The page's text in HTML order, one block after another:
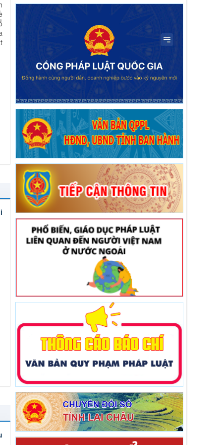
Lai Châu năm 2026
Thời gian đăng: 29/01/2026
lượt xem: 612 | lượt tải:177
Quyết định thành lập Hội đồng phối hợp phổ
biến, giáo dục pháp luật tỉnh Lai Châu
Thời gian đăng: 15/10/2025
lượt xem: 501 | lượt tải:283
Quyết định số 44/2026/QĐ-UBND
ngày 17/6/2026 Quy định trình tự, thủ tục
hành chính về đất đai trên địa bàn tỉnh Lai
Châu
Thời gian đăng: 24/06/2026
lượt xem: 148 | lượt tải:74
Quyết định số 20/2026/NQ-HĐND ngày 1
Quyết định số 20/2026/NQ-HĐND ngày
17/6/2026 Quy định nguyên tắc, tiêu chí,
định mức phân bổ vốn ngân sách thực hiện
Chương trình mục tiêu quốc gia phòng,
chống ma túy đến năm 2030 trên địa bàn
tỉnh Lai Châu
Thời gian đăng: 29/06/2026
lượt xem: 94 | lượt tải:57
Nghị quyết số 14/2026/NQ-HĐND
Nghị quyết số 14/2026/NQ-HĐND ngày
03/6/2026 Quy định về mức thu và quản lý,
sử dụng kinh phí đóng góp của tổ chức, cá
nhân khai thác khoáng sản trên địa bàn tỉnh
Lai Châu
Thời gian đăng: 19/06/2026
lượt xem: 152 | lượt tải:53
Nghị quyết số 18/2026/NQ-HĐND
Nghị quyết số 18/2026/NQ-HĐND ngày
03/6/2026 Bãi bỏ Nghị quyết số 07/2017/NQ-
HĐND ngày 14/7/2017 của Hội đồng nhân
dân tỉnh quy định mức trích từ các khoản thu
hồi phát hiện qua công tác thanh tra đã thực
nộp vào ngân sách nhà nước trên địa bàn tỉn
Thời gian đăng: 19/06/2026
lượt xem: 98 | lượt tải:44
Nghị quyết số 12/2026/NQ-HĐND
Nghị quyết số 12/2026/NQ-HĐND ngày